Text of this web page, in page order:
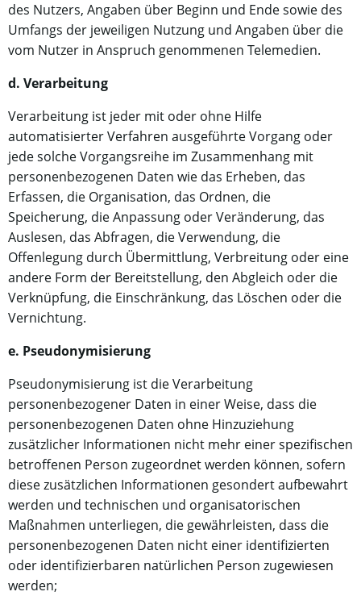
des Nutzers, Angaben über Beginn und Ende sowie des
Umfangs der jeweiligen Nutzung und Angaben über die
vom Nutzer in Anspruch genommenen Telemedien.
d. Verarbeitung
Verarbeitung ist jeder mit oder ohne Hilfe
automatisierter Verfahren ausgeführte Vorgang oder
jede solche Vorgangsreihe im Zusammenhang mit
personenbezogenen Daten wie das Erheben, das
Erfassen, die Organisation, das Ordnen, die
Speicherung, die Anpassung oder Veränderung, das
Auslesen, das Abfragen, die Verwendung, die
Offenlegung durch Übermittlung, Verbreitung oder eine
andere Form der Bereitstellung, den Abgleich oder die
Verknüpfung, die Einschränkung, das Löschen oder die
Vernichtung.
e. Pseudonymisierung
Pseudonymisierung ist die Verarbeitung
personenbezogener Daten in einer Weise, dass die
personenbezogenen Daten ohne Hinzuziehung
zusätzlicher Informationen nicht mehr einer spezifischen
betroffenen Person zugeordnet werden können, sofern
diese zusätzlichen Informationen gesondert aufbewahrt
werden und technischen und organisatorischen
Maßnahmen unterliegen, die gewährleisten, dass die
personenbezogenen Daten nicht einer identifizierten
oder identifizierbaren natürlichen Person zugewiesen
werden;